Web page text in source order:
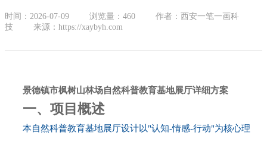
禁毒教育基地
触控一体机
幻影成像
数字沙盘
展厅资讯
企业简介
加入我们
区域负责人
时间：2026-07-09 浏览量：460
作者：西安一笔一画科
技
来源：https://xaybyh.com
景德镇市枫树山林场自然科普教育基地展厅详细方案
一、项目概述
本自然科普教育基地展厅设计以"认知-情感-行动"为核心理